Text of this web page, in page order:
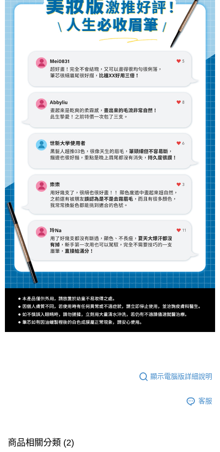
顯示電腦版詳細說明
客服
商品相關分類 (2)